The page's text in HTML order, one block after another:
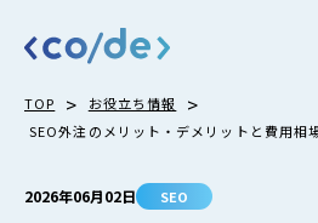
TOP > お役立ち情報 >
SEO外注のメリット・デメリットと費用相
2026年06月02日 SEO